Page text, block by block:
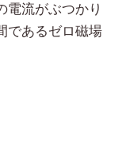
電流がぶつかり
であるゼロ磁場